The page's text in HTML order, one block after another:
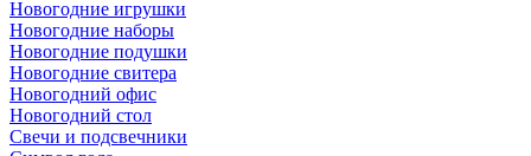
Новогодние игрушки
Новогодние наборы
Новогодние подушки
Новогодние свитера
Новогодний офис
Новогодний стол
Свечи и подсвечники